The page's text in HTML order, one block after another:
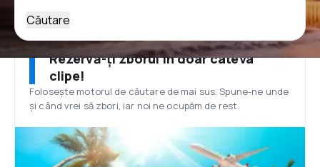
Căutare
Rezervă-ți zborul în doar câteva
clipe!
Folosește motorul de căutare de mai sus. Spune-ne unde
și când vrei să zbori, iar noi ne ocupăm de rest.